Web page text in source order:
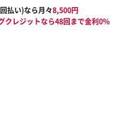
回払い)なら月々8,500円
クレジットなら48回まで金利0%